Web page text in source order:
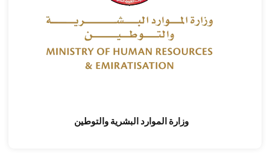
وزارة الموارد البشرية والتوطين